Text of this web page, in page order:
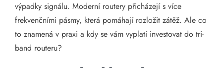
výpadky signálu. Moderní routery přicházejí s více
frekvenčními pásmy, která pomáhají rozložit zátěž. Ale co
to znamená v praxi a kdy se vám vyplatí investovat do tri-
band routeru?